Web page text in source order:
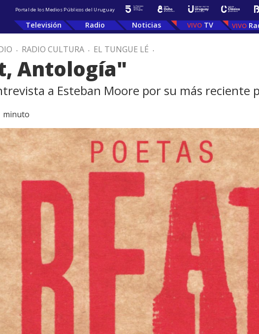
Portal de los Medios Públicos del Uruguay
Televisión Radio Noticias TV
. RADIO CULTURA . EL TUNGUE LÉ .
Antología"
a Esteban Moore por su más reciente
minuto